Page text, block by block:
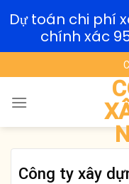
to
content
Công ty xây
Dự toán chi phí
chính xác